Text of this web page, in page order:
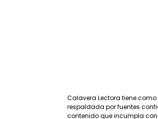
Calavera Lectora tiene
respaldada por fuentes
contenido que incumpla